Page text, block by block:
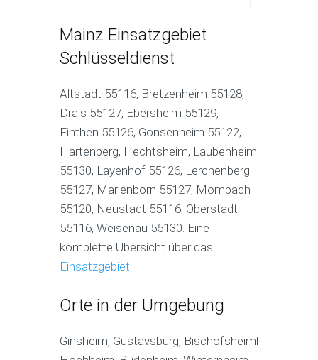
Mainz Einsatzgebiet
Schlüsseldienst
Altstadt 55116, Bretzenheim 55128,
Drais 55127, Ebersheim 55129,
Finthen 55126, Gonsenheim 55122,
Hartenberg, Hechtsheim, Laubenheim
55130, Layenhof 55126, Lerchenberg
55127, Marienborn 55127, Mombach
55120, Neustadt 55116, Oberstadt
55116, Weisenau 55130. Eine
komplette Übersicht über das
Einsatzgebiet
Orte in der Umgebung
Ginsheim, Gustavsburg, Bischofsheiml